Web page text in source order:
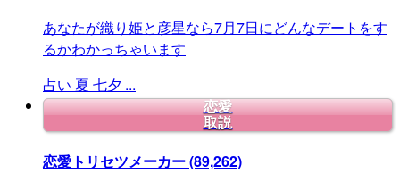
あなたが織り姫と彦星なら7月7日にどんなデートをす
るかわかっちゃいます
占い 夏 七夕 ...
恋愛
取説
恋愛トリセツメーカー(89,262)